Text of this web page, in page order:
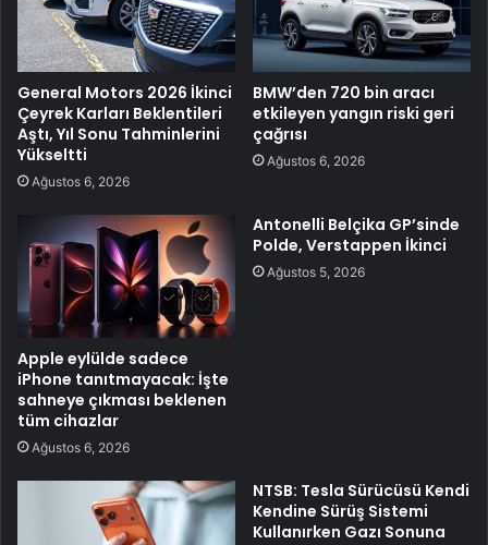
General Motors 2026 İkinci
Çeyrek Karları Beklentileri
Aştı, Yıl Sonu Tahminlerini
Yükseltti
Ağustos 6, 2026
BMW’den 720 bin aracı
etkileyen yangın riski geri
çağrısı
Ağustos 6, 2026
Apple eylülde sadece
iPhone tanıtmayacak: İşte
sahneye çıkması beklenen
tüm cihazlar
Ağustos 6, 2026
Antonelli Belçika GP’sinde
Polde, Verstappen İkinci
Ağustos 5, 2026
NTSB: Tesla Sürücüsü Kendi
Kendine Sürüş Sistemi
Kullanırken Gazı Sonuna